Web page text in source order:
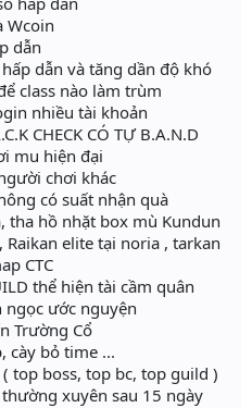
Wcoin
dẫn
dẫn và tăng dần độ khó
class nào làm trùm
nhiều tài khoản
CHECK CÓ TỰ B.A.N.D
mu hiện đại
chơi khác
có suất nhận quà
tha hồ nhặt box mù Kundun
Raikan elite tại noria , tarkan
CTC
thể hiện tài cầm quân
ngọc ước nguyện
Trường Cổ
cày bỏ time ...
top boss, top bc, top guild )
xuyên sau 15 ngày